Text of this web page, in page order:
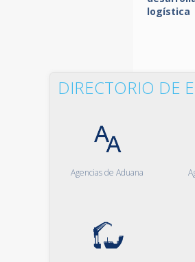
logística
DIRECTORIO DE
Agencias de Aduana